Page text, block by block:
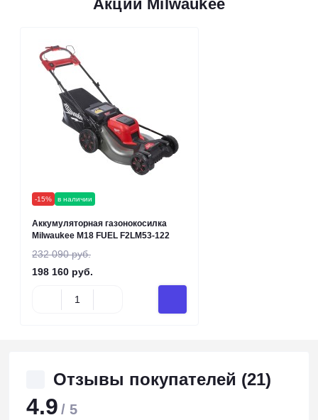
Акции Milwaukee
-15% в наличии
Аккумуляторная газонокосилка
Milwaukee M18 FUEL F2LM53-122
232 090 руб.
198 160 руб.
Отзывы покупателей (21)
4.9 / 5